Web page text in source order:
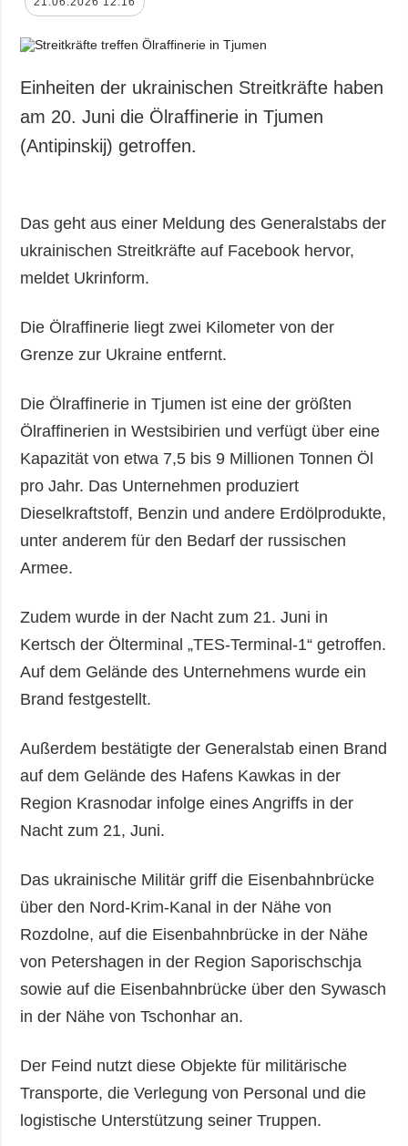
Einheiten der ukrainischen Streitkräfte haben
am 20. Juni die Ölraffinerie in Tjumen
(Antipinskij) getroffen.
Das geht aus einer Meldung des Generalstabs der
ukrainischen Streitkräfte auf Facebook hervor,
meldet Ukrinform.
Die Ölraffinerie liegt zwei Kilometer von der
Grenze zur Ukraine entfernt.
Die Ölraffinerie in Tjumen ist eine der größten
Ölraffinerien in Westsibirien und verfügt über eine
Kapazität von etwa 7,5 bis 9 Millionen Tonnen Öl
pro Jahr. Das Unternehmen produziert
Dieselkraftstoff, Benzin und andere Erdölprodukte,
unter anderem für den Bedarf der russischen
Armee.
Zudem wurde in der Nacht zum 21. Juni in
Kertsch der Ölterminal „TES-Terminal-1“ getroffen.
Auf dem Gelände des Unternehmens wurde ein
Brand festgestellt.
Außerdem bestätigte der Generalstab einen Brand
auf dem Gelände des Hafens Kawkas in der
Region Krasnodar infolge eines Angriffs in der
Nacht zum 21, Juni.
Das ukrainische Militär griff die Eisenbahnbrücke
über den Nord-Krim-Kanal in der Nähe von
Rozdolne, auf die Eisenbahnbrücke in der Nähe
von Petershagen in der Region Saporischschja
sowie auf die Eisenbahnbrücke über den Sywasch
in der Nähe von Tschonhar an.
Der Feind nutzt diese Objekte für militärische
Transporte, die Verlegung von Personal und die
logistische Unterstützung seiner Truppen.